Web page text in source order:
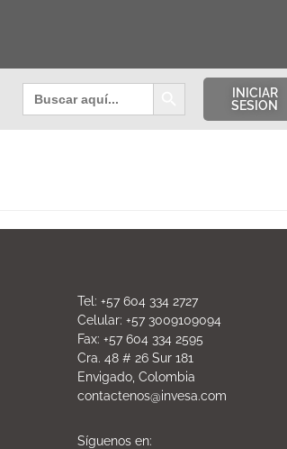
Buscar: Botón de búsqueda
INICIAR
SESION
Tel: +57 604 334 2727
Celular: +57 3009109094
Fax: +57 604 334 2595
Cra. 48 # 26 Sur 181
Envigado, Colombia
contactenos@invesa.com
Síguenos en: